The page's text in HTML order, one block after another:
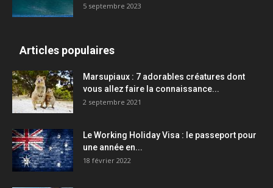
5 septembre 2023
Articles populaires
Marsupiaux : 7 adorables créatures dont
vous allez faire la connaissance...
2 septembre 2021
Le Working Holiday Visa : le passeport pour
une année en...
18 février 2022